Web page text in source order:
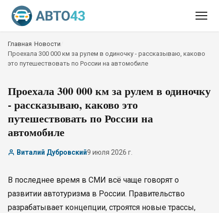
Главная Новости
Проехала 300 000 км за рулем в одиночку - рассказываю, каково
это путешествовать по России на автомобиле
Проехала 300 000 км за рулем в одиночку
- рассказываю, каково это
путешествовать по России на
автомобиле
Виталий Дубровский9 июля 2026 г.
В последнее время в СМИ всё чаще говорят о
развитии автотуризма в России. Правительство
разрабатывает концепции, строятся новые трассы,